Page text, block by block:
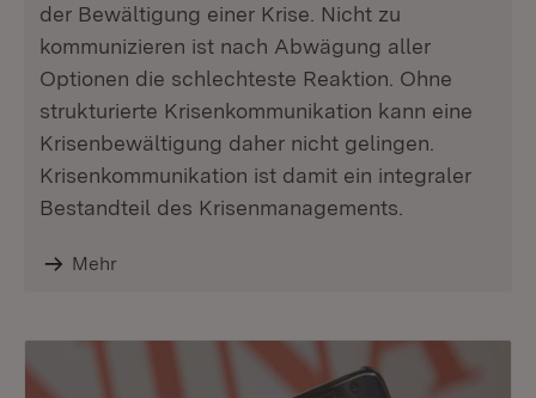
der Bewältigung einer Krise. Nicht zu
kommunizieren ist nach Abwägung aller
Optionen die schlechteste Reaktion. Ohne
strukturierte Krisenkommunikation kann eine
Krisenbewältigung daher nicht gelingen.
Krisenkommunikation ist damit ein integraler
Bestandteil des Krisenmanagements.
Mehr